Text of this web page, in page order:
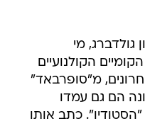
גולדברג, מי
הקולנועיים
מ"סופרבאד"
הם גם עמדו
כתב אותו